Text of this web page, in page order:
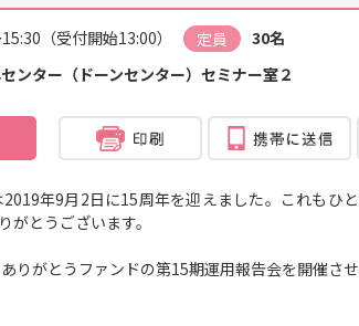
（受付開始13:00） 定員
30名
ンター（ドーンセンター）セミナー室２
年9月2日に15周年を迎えました。これもひ
とうございます。
がとうファンドの第15期運用報告会を開催させ